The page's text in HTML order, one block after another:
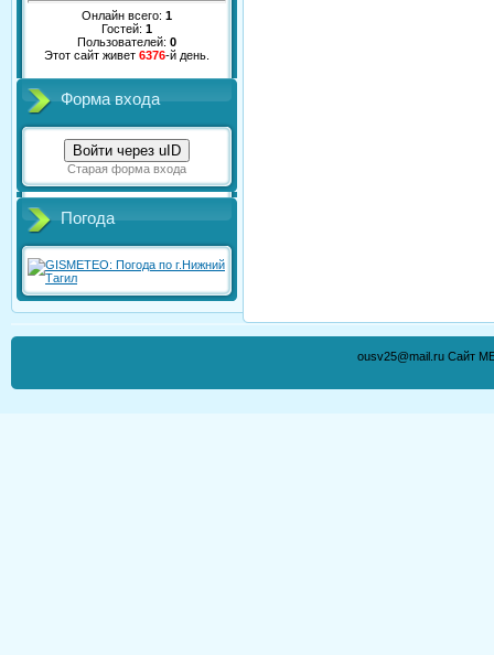
Онлайн всего: 1
Гостей: 1
Пользователей: 0
Этот сайт живет 6376-й день.
Форма входа
Войти через uID
Старая форма входа
Погода
ousv25@mail.ru Сайт